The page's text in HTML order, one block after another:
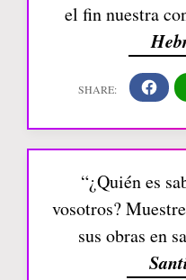
el fin nuestra
“¿Quién es
vosotros?
sus obras en